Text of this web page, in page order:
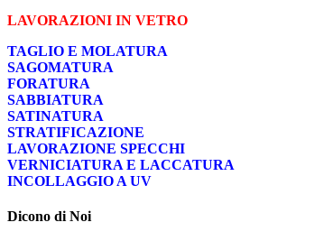
LAVORAZIONI IN VETRO
TAGLIO E MOLATURA
SAGOMATURA
FORATURA
SABBIATURA
SATINATURA
STRATIFICAZIONE
LAVORAZIONE SPECCHI
VERNICIATURA E LACCATURA
INCOLLAGGIO A UV
Dicono di Noi